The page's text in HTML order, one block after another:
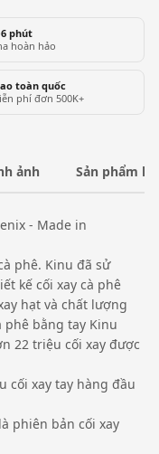
phút
hoàn hảo
toàn quốc
phí đơn 500K+
ảnh Sản phẩm
- Made in
phê. Kinu đã sử
kế cối xay cà phê
hạt và chất lượng
phê bằng tay Kinu
22 triệu cối xay được
cối xay tay hàng đầu
phiên bản cối xay